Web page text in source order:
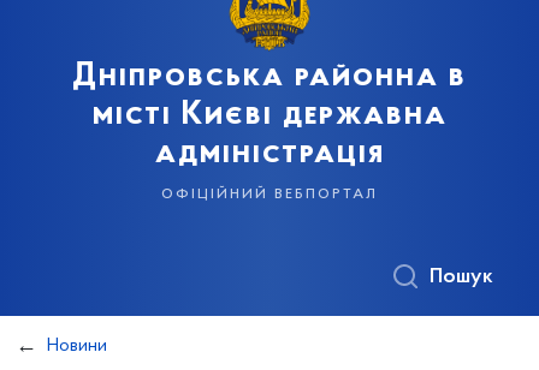
Дніпровська районна в
місті Києві державна
адміністрація
офіційний вебпортал
Пошук
Новини